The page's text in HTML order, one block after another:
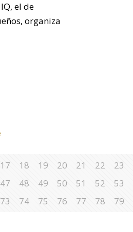
el de
organiza
17 18 19 20 21 22 23
47 48 49 50 51 52 53
73 74 75 76 77 78 79